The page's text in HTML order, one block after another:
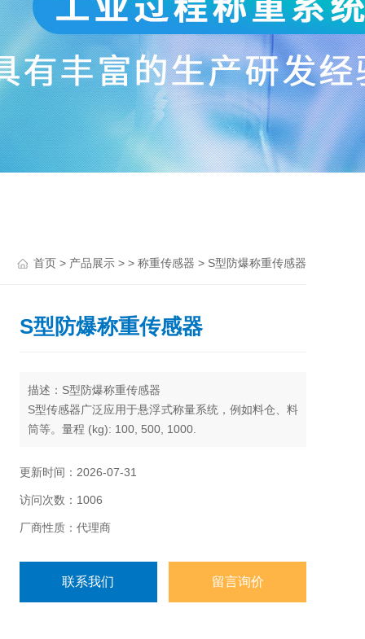
首页 > 产品展示 > > 称重传感器 > S型防爆称重传感器
S型防爆称重传感器
描述：S型防爆称重传感器
S型传感器广泛应用于悬浮式称量系统，例如料仓、料
筒等。量程 (kg): 100, 500, 1000.
更新时间：2026-07-31
访问次数：1006
厂商性质：代理商
联系我们 留言询价